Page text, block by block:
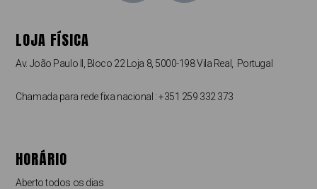
LOJA FÍSICA
Av. João Paulo II, Bloco 22 Loja 8, 5000-198 Vila Real, Portugal
Chamada para rede fixa nacional : +351 259 332 373
HORÁRIO
Aberto todos os dias